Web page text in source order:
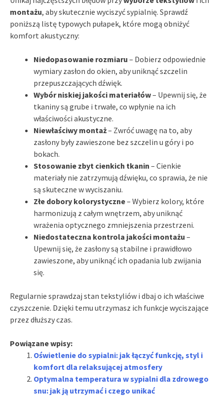
montażu, aby skutecznie wyciszyć sypialnię. Sprawdź
poniższą listę typowych pułapek, które mogą obniżyć
komfort akustyczny:
Niedopasowanie rozmiaru – Dobierz odpowiednie
wymiary zasłon do okien, aby uniknąć szczelin
przepuszczających dźwięk.
Wybór niskiej jakości materiałów– Upewnij się, że
tkaniny są grube i trwałe, co wpłynie na ich
właściwości akustyczne.
Niewłaściwy montaż– Zwróć uwagę na to, aby
zasłony były zawieszone bez szczelin u góry i po
bokach.
Stosowanie zbyt cienkich tkanin – Cienkie
materiały nie zatrzymują dźwięku, co sprawia, że nie
są skuteczne w wyciszaniu.
Złe dobory kolorystyczne– Wybierz kolory, które
harmonizują z całym wnętrzem, aby uniknąć
wrażenia optycznego zmniejszenia przestrzeni.
Niedostateczna kontrola jakości montażu –
Upewnij się, że zasłony są stabilne i prawidłowo
zawieszone, aby uniknąć ich opadania lub zwijania
się.
Regularnie sprawdzaj stan tekstyliów i dbaj o ich właściwe
czyszczenie. Dzięki temu utrzymasz ich funkcje wyciszające
przez dłuższy czas.
Powiązane wpisy:
Oświetlenie do sypialni: jak łączyć funkcję, styl i
komfort dla relaksującej atmosfery
Optymalna temperatura w sypialni dla zdrowego
snu: jak ją utrzymać i czego unikać